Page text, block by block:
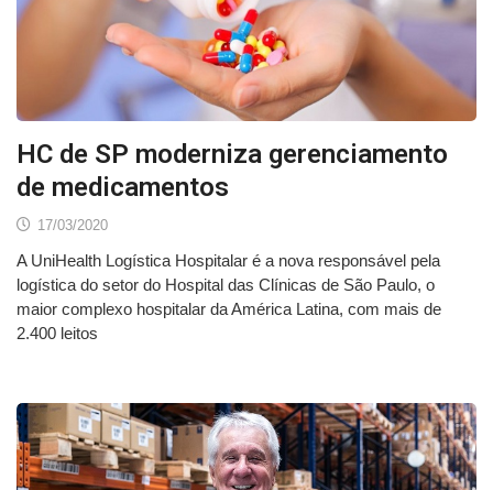
HC de SP moderniza gerenciamento
de medicamentos
17/03/2020
A UniHealth Logística Hospitalar é a nova responsável pela
logística do setor do Hospital das Clínicas de São Paulo, o
maior complexo hospitalar da América Latina, com mais de
2.400 leitos